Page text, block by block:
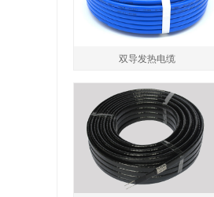
双导发热电缆